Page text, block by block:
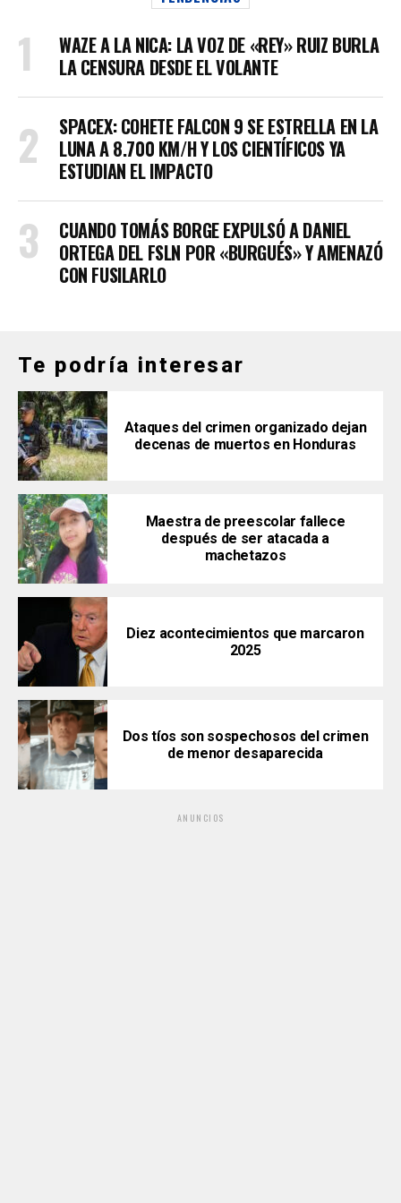
WAZE A LA NICA: LA VOZ DE «REY» RUIZ BURLA
LA CENSURA DESDE EL VOLANTE
SPACEX: COHETE FALCON 9 SE ESTRELLA EN LA
LUNA A 8.700 KM/H Y LOS CIENTÍFICOS YA
ESTUDIAN EL IMPACTO
CUANDO TOMÁS BORGE EXPULSÓ A DANIEL
ORTEGA DEL FSLN POR «BURGUÉS» Y AMENAZÓ
CON FUSILARLO
Te podría interesar
Ataques del crimen organizado dejan
decenas de muertos en Honduras
Maestra de preescolar fallece
después de ser atacada a
machetazos
Diez acontecimientos que marcaron
2025
Dos tíos son sospechosos del crimen
de menor desaparecida
ANUNCIOS